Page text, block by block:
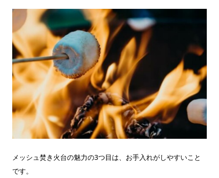
メッシュ焚き火台の魅力の3つ目は、お手入れがしやすいこと
です。